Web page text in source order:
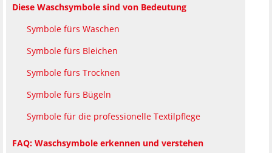
Diese Waschsymbole sind von Bedeutung
Symbole fürs Waschen
Symbole fürs Bleichen
Symbole fürs Trocknen
Symbole fürs Bügeln
Symbole für die professionelle Textilpflege
FAQ: Waschsymbole erkennen und verstehen